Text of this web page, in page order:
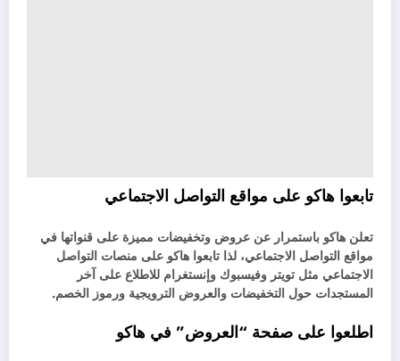
تابعوا هاكو على مواقع التواصل الاجتماعي
تعلن هاكو باستمرار عن عروض وتخفيضات مميزة على قنواتها في
مواقع التواصل الاجتماعي، لذا تابعوا هاكو على منصات التواصل
الاجتماعي مثل تويتر وفيسبوك وإنستغرام للاطلاع على آخر
المستجدات حول التخفيضات والعروض الترويجية ورموز الخصم.
اطلعوا على صفحة “العروض” في هاكو